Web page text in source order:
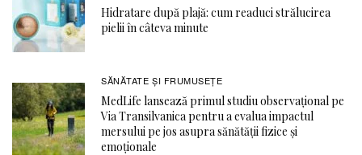
Hidratare după plajă: cum readuci strălucirea
pielii în câteva minute
SĂNĂTATE ŞI FRUMUSEȚE
MedLife lansează primul studiu observațional pe
Via Transilvanica pentru a evalua impactul
mersului pe jos asupra sănătății fizice și
emoționale